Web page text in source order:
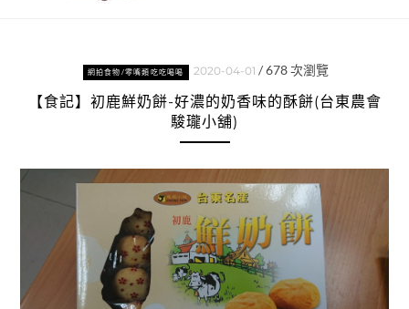
網拍食物/零嘴類吃吃喝喝 2020-04-01 /678次瀏覽
【食記】初鹿鮮奶餅-好濃的奶香味的酥餅(台東農會
駿瓏小舖)